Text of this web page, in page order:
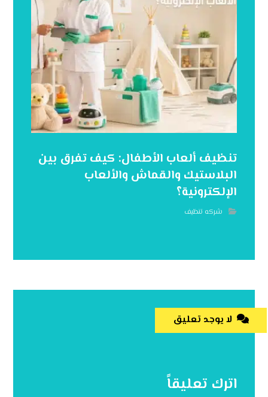
تنظيف ألعاب الأطفال: كيف تفرق بين
البلاستيك والقماش والألعاب
الإلكترونية؟
شركه تنظيف
لا يوجد تعليق
اترك تعليقاً